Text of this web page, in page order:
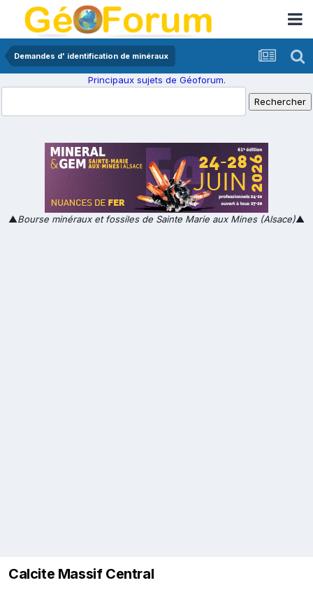
Demandes d' identification de minéraux
Principaux sujets de Géoforum.
▲Bourse minéraux et fossiles de Sainte Marie aux Mines (Alsace)▲
Calcite Massif Central